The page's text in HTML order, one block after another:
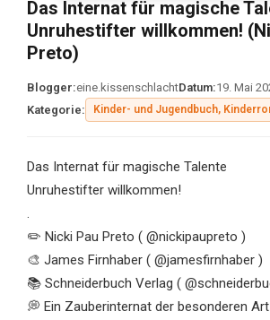
Das Internat für magische
Unruhestifter willkommen!
Preto)
Blogger:eine.kissenschlachtDatum:19. Mai
Kategorie:
Kinder- und Jugendbuch,
Das Internat für magische Talente
Unruhestifter willkommen!
.
✏️ Nicki Pau Preto ( @nickipaupreto )
🎨 James Firnhaber ( @jamesfirnhaber )
📚 Schneiderbuch Verlag (
💭 Ein Zauberinternat der besonderen